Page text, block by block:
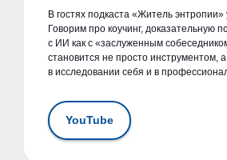
В гостях подкаста «Житель
Говорим про коучинг, доказательную
с ИИ как с «заслуженным
становится не просто инструментом,
в исследовании себя и в
YouTube